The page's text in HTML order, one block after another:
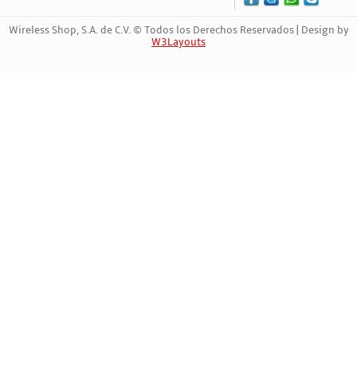
Wireless Shop, S.A. de C.V. © Todos los Derechos Reservados | Design by
W3Layouts